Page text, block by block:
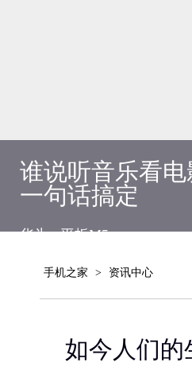
谁说听音乐看
一句话搞定
华为 平板M5
手机之家 > 资讯中心
如今人们的